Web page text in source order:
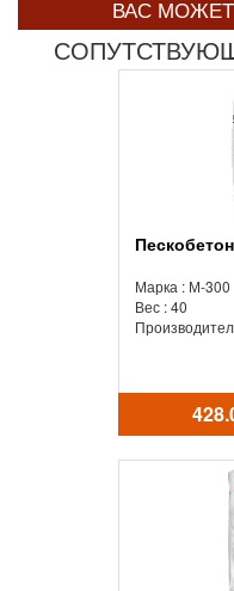
ВАС
Марка : М-300
Вес : 40